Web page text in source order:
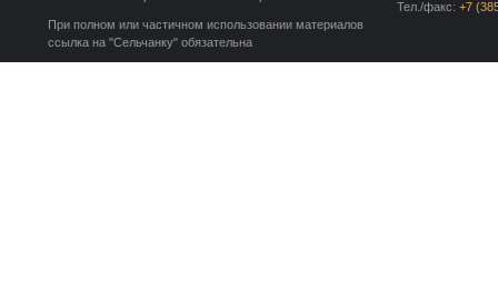
Тел./факс: +7
При полном или частичном использовании материалов
ссылка на "Сельчанку" обязательна